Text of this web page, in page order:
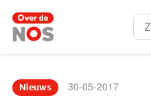
Nieuws 30-05-2017